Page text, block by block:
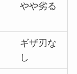
やや劣る
ギザ刃な
し